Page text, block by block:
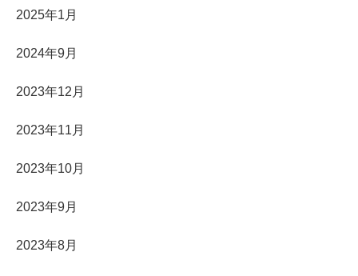
2025年1月
2024年9月
2023年12月
2023年11月
2023年10月
2023年9月
2023年8月